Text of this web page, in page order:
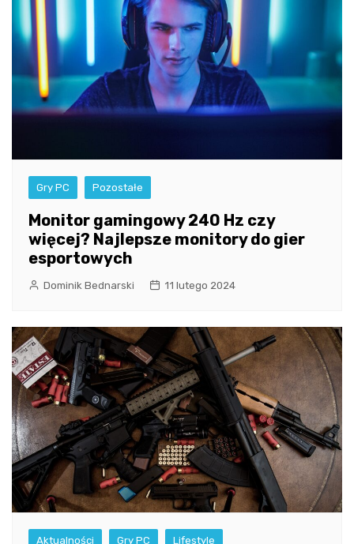
Gry PC Pozostałe
Monitor gamingowy 240 Hz czy
więcej? Najlepsze monitory do gier
esportowych
Dominik Bednarski 11 lutego 2024
Aktualności Gry PC Lifestyle